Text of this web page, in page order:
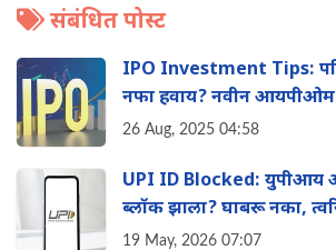
संबंधित पोस्ट
IPO Investment Tips:
नफा हवाय? नवीन
'या' 8 गोष्टी नक्की तपासा
26 Aug, 2025 04:58
UPI ID Blocked: युपीआय
ब्लॉक झाला? घाबरू नका,
19 May, 2026 07:07